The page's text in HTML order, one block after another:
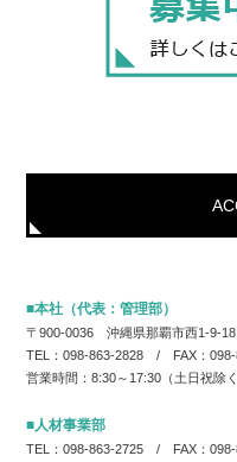
■本社（代表：管理部）
〒900-0036 沖縄県那覇市西1-9-
TEL：098-863-2828 / FAX：098-
営業時間：8:30～17:30（土日祝除く
■人材事業部
TEL：098-863-2725 / FAX：098-